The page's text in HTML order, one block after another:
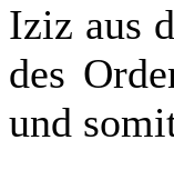
Iziz aus
des
und